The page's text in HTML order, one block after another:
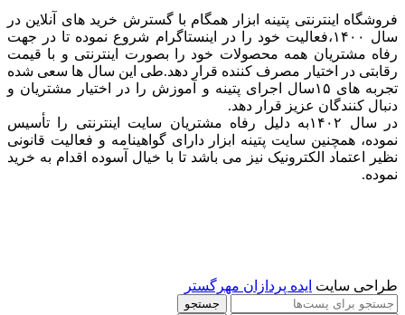
فروشگاه اینترنتی پتینه ابزار همگام با گسترش خرید های آنلاین در
سال ۱۴۰۰،فعالیت خود را در اینستاگرام شروع نموده تا در جهت
رفاه مشتریان همه محصولات خود را بصورت اینترنتی و با قیمت
رقابتی در اختیار مصرف کننده قرار دهد.طی این سال ها سعی شده
تجربه های ۱۵سال اجرای پتینه و آموزش را در اختیار مشتریان و
دنبال کنندگان عزیز قرار دهد.
در سال ۱۴۰۲به دلیل رفاه مشتریان سایت اینترنتی را تأسیس
نموده، همچنین سایت پتینه ابزار دارای گواهینامه و فعالیت قانونی
نظیر اعتماد الکترونیک نیز می باشد تا با خیال آسوده اقدام به خرید
نموده.
طراحی سایت ایده پردازان مهرگستر
جستجو